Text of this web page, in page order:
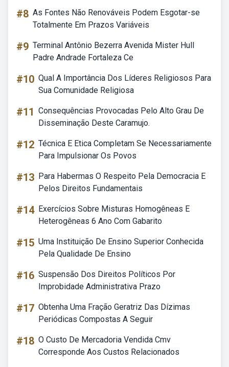
#8 As Fontes Não Renováveis Podem Esgotar-se
Totalmente Em Prazos Variáveis
#9 Terminal Antônio Bezerra Avenida Mister Hull
Padre Andrade Fortaleza Ce
#10 Qual A Importância Dos Líderes Religiosos Para
Sua Comunidade Religiosa
#11 Consequências Provocadas Pelo Alto Grau De
Disseminação Deste Caramujo.
#12 Técnica E Etica Completam Se Necessariamente
Para Impulsionar Os Povos
#13 Para Habermas O Respeito Pela Democracia E
Pelos Direitos Fundamentais
#14 Exercícios Sobre Misturas Homogêneas E
Heterogêneas 6 Ano Com Gabarito
#15 Uma Instituição De Ensino Superior Conhecida
Pela Qualidade De Ensino
#16 Suspensão Dos Direitos Políticos Por
Improbidade Administrativa Prazo
#17 Obtenha Uma Fração Geratriz Das Dízimas
Periódicas Compostas A Seguir
#18 O Custo De Mercadoria Vendida Cmv
Corresponde Aos Custos Relacionados